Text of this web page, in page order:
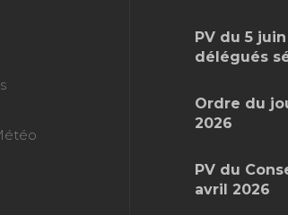
PV du 5
délégués
Ordre du
2026
PV du
avril 2026